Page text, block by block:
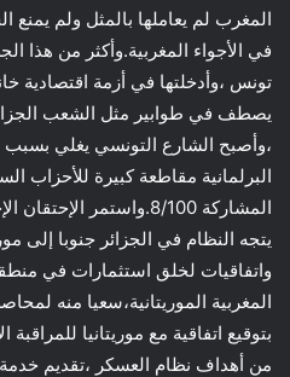
المغرب لم يعاملها بالمثل ولم يمنع
في الأجواء المغربية.وأكثر من هذا
تونس ،وأدخلتها في أزمة اقتصادية
يصطف في طوابير مثل الشعب
،وأصبح الشارع التونسي يغلي بسبب
البرلمانية مقاطعة كبيرة للأحزاب
المشاركة 8/100.واستمر
يتجه النظام في الجزائر جنوبا إلى
واتفاقيات لخلق استثمارات في
المغربية الموريتانية،سعيا منه
بتوقيع اتفاقية مع موريتانيا للمراقبة
من أهداف نظام العسكر ،تقديم